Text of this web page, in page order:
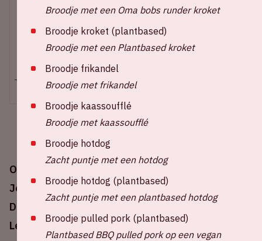
Op donderdag 6 maart 2025 speelt Ajax in de
Johan Cruijff ArenA tegen Eintracht Frankfurt.
Deze wedstrijd is onderdeel van de UEFA Europa
League.
Stadion open: 19:30 uur
Start wedstrijd: 21:00 uur
Einde wedstrijd: 22:45 uur
Broodje met een Oma bobs runder kroket
Broodje kroket (plantbased)
Broodje met een Plantbased kroket
Broodje frikandel
Broodje met frikandel
Broodje kaassoufflé
Broodje met kaassoufflé
Broodje hotdog
Zacht puntje met een hotdog
Broodje hotdog (plantbased)
Zacht puntje met een plantbased hotdog
Broodje pulled pork (plantbased)
Plantbased BBQ pulled pork op een vegan